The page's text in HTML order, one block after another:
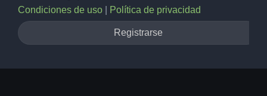
Condiciones de uso Política de privacidad
Registrarse